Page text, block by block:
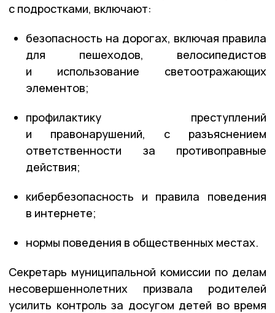
с подростками, включают:
безопасность на дорогах, включая правила
для пешеходов, велосипедистов
и использование светоотражающих
элементов;
профилактику преступлений
и правонарушений, с разъяснением
ответственности за противоправные
действия;
кибербезопасность и правила поведения
в интернете;
нормы поведения в общественных местах.
Секретарь муниципальной комиссии по делам
несовершеннолетних призвала родителей
усилить контроль за досугом детей во время